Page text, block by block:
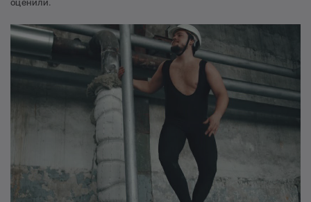
оценили.